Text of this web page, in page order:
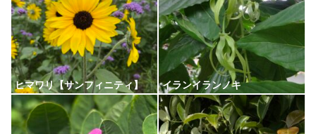
ヒマワリ【サンフィニティ】 イランイランノキ